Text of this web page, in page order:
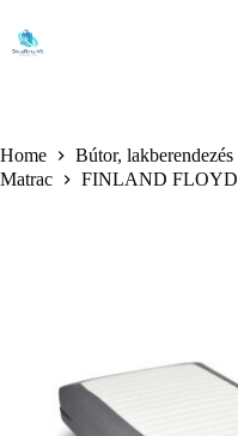
content
Home Bútor, lakberendezés
Matrac
FINLAND FLOYD